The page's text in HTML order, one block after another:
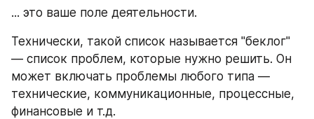
... это ваше поле деятельности.
Технически, такой список называется "беклог"
— список проблем, которые нужно решить. Он
может включать проблемы любого типа —
технические, коммуникационные, процессные,
финансовые и т.д.